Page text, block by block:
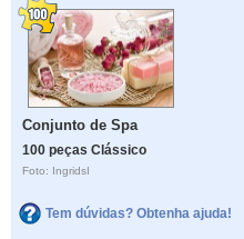
Conjunto de Spa
100 peças Clássico
Foto: IngridsI
Tem dúvidas? Obtenha ajuda!